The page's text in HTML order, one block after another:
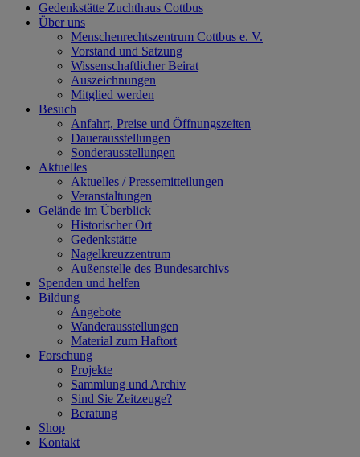
Gedenkstätte Zuchthaus Cottbus
Über uns
Menschenrechtszentrum Cottbus e. V.
Vorstand und Satzung
Wissenschaftlicher Beirat
Auszeichnungen
Mitglied werden
Besuch
Anfahrt, Preise und Öffnungszeiten
Dauerausstellungen
Sonderausstellungen
Aktuelles
Aktuelles / Pressemitteilungen
Veranstaltungen
Gelände im Überblick
Historischer Ort
Gedenkstätte
Nagelkreuzzentrum
Außenstelle des Bundesarchivs
Spenden und helfen
Bildung
Angebote
Wanderausstellungen
Material zum Haftort
Forschung
Projekte
Sammlung und Archiv
Sind Sie Zeitzeuge?
Beratung
Shop
Kontakt